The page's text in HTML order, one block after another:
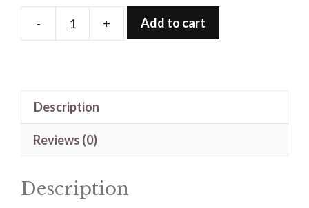
-
Folie
+ Add to cart
Description
Reviews (0)
Description